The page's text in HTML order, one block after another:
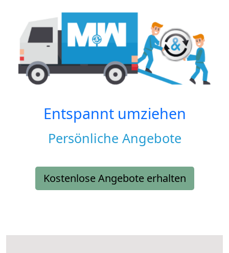
Entspannt umziehen
Persönliche Angebote
Kostenlose Angebote erhalten